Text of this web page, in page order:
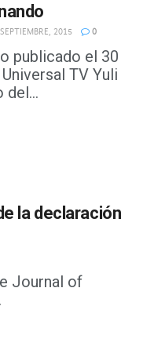
2015 0
publicado el 30
TV Yuli
del...
la declaración
Journal of